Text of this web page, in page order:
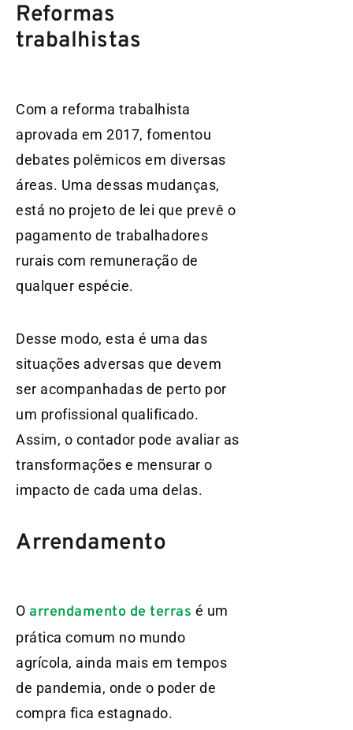
Reformas
trabalhistas
Com a reforma trabalhista
aprovada em 2017, fomentou
debates polêmicos em diversas
áreas. Uma dessas mudanças,
está no projeto de lei que prevê o
pagamento de trabalhadores
rurais com remuneração de
qualquer espécie.
Desse modo, esta é uma das
situações adversas que devem
ser acompanhadas de perto por
um profissional qualificado.
Assim, o contador pode avaliar as
transformações e mensurar o
impacto de cada uma delas.
Arrendamento
O arrendamento de terras é um
prática comum no mundo
agrícola, ainda mais em tempos
de pandemia, onde o poder de
compra fica estagnado.